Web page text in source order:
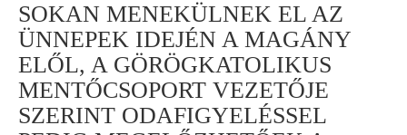
SOKAN MENEKÜLNEK EL AZ
ÜNNEPEK IDEJÉN A MAGÁNY
ELŐL, A GÖRÖGKATOLIKUS
MENTŐCSOPORT VEZETŐJE
SZERINT ODAFIGYELÉSSEL